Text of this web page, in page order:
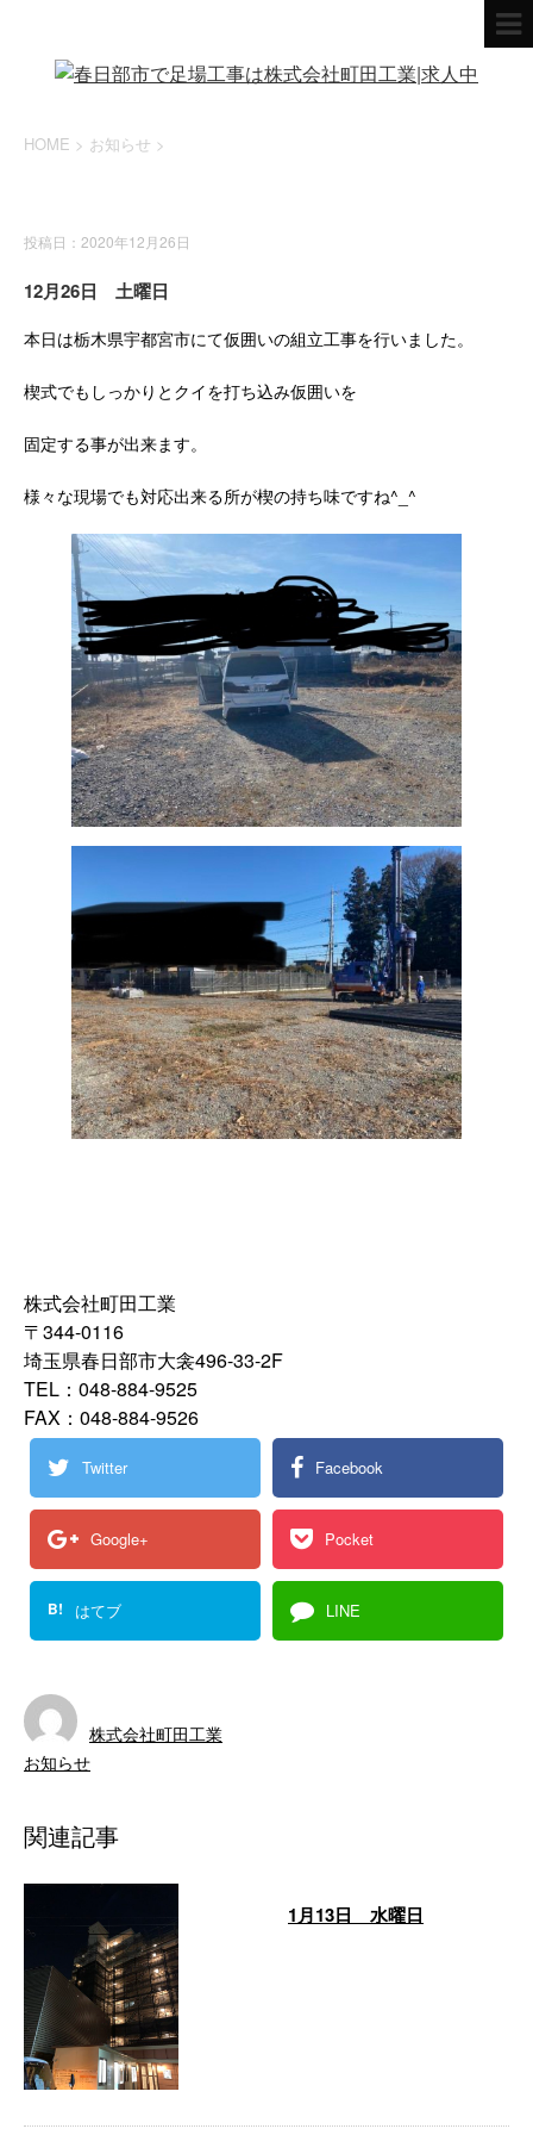
HOME > お知らせ >
投稿日：2020年12月26日
12月26日 土曜日
本日は栃木県宇都宮市にて仮囲いの組立工事を行いました。
楔式でもしっかりとクイを打ち込み仮囲いを
固定する事が出来ます。
様々な現場でも対応出来る所が楔の持ち味ですね^_^
株式会社町田工業
〒344-0116
埼玉県春日部市大衾496-33-2F
TEL：048-884-9525
FAX：048-884-9526
Twitter Facebook
Google+ Pocket
B! はてブ LINE
株式会社町田工業
お知らせ
関連記事
1月13日 水曜日